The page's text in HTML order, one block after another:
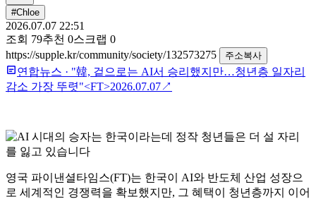
#Chloe
2026.07.07 22:51
조회 79추천 0스크랩 0
https://supple.kr/community/society/132573275
주소복사
연합뉴스 · "韓, 겉으로는 AI서 승리했지만…청년층 일자리
감소 가장 뚜렷"<FT>2026.07.07↗
영국 파이낸셜타임스(FT)는 한국이 AI와 반도체 산업 성장으
로 세계적인 경쟁력을 확보했지만, 그 혜택이 청년층까지 이어